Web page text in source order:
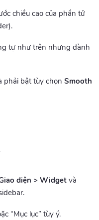
chiều cao của phần tử
tự như trên nhưng dành
phải bật tùy chọnSmooth
diện > Widget và
“Mục lục” tùy ý.